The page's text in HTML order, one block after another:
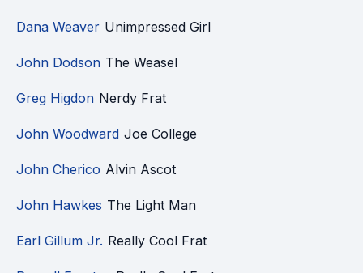
Dana Weaver Unimpressed Girl
John Dodson The Weasel
Greg Higdon Nerdy Frat
John Woodward Joe College
John Cherico Alvin Ascot
John Hawkes The Light Man
Earl Gillum Jr. Really Cool Frat